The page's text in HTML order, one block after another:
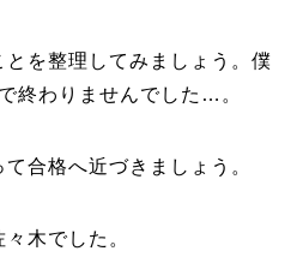
を整理してみましょう。僕
終わりませんでした…。
合格へ近づきましょう。
々木でした。